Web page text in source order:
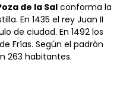
de la Sal conforma la
En 1435 el rey Juan II
de ciudad. En 1492 los
Frías. Según el padrón
263 habitantes.